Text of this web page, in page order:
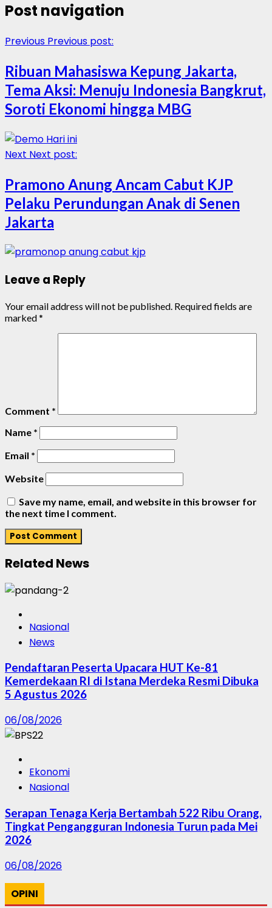
Post navigation
Previous Previous post:
Ribuan Mahasiswa Kepung Jakarta,
Tema Aksi: Menuju Indonesia Bangkrut,
Soroti Ekonomi hingga MBG
Next Next post:
Pramono Anung Ancam Cabut KJP
Pelaku Perundungan Anak di Senen
Jakarta
Leave a Reply
Your email address will not be published. Required fields are
marked*
Comment *
Name *
Email *
Website
Save my name, email, and website in this browser for
the next time I comment.
Related News
Nasional
News
Pendaftaran Peserta Upacara HUT Ke-81
Kemerdekaan RI di Istana Merdeka Resmi Dibuka
5 Agustus 2026
06/08/2026
Ekonomi
Nasional
Serapan Tenaga Kerja Bertambah 522 Ribu Orang,
Tingkat Pengangguran Indonesia Turun pada Mei
2026
06/08/2026
OPINI